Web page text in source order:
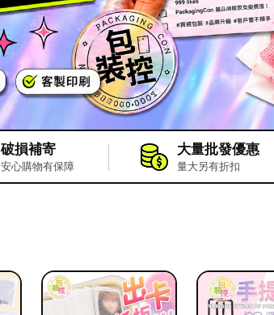
破損補寄
安心購物有保障
大量批發優惠
量大另有折扣